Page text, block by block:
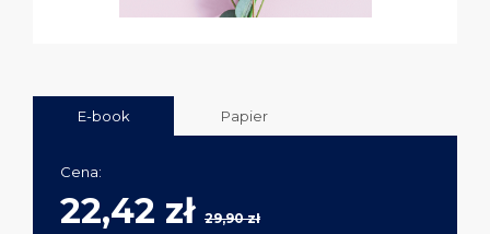
E-book Papier
Cena:
22,42 zł 29,90 zł